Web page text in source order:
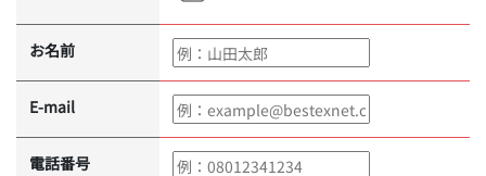
お名前
E-mail
電話番号